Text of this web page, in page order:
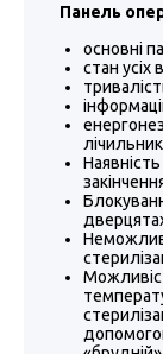
Панель
основні
стан усіх